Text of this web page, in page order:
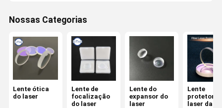
Filtro Dichroic
Seletor de frequências ótico
Sistema ótico do IR
Combinador do feixe
Nossas Categorias
Lente ótica
do laser
Lente de
focalização
do laser
Lente do
expansor do
laser
Lente
protetora
laser da